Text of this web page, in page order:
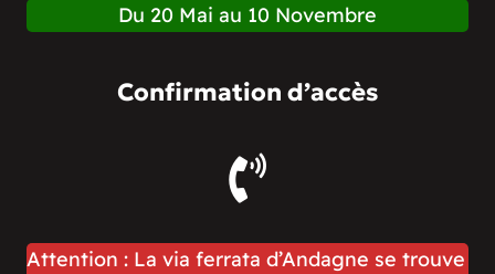
Du 20 Mai au 10 Novembre
Confirmation d’accès
Attention : La via ferrata d’Andagne se trouve